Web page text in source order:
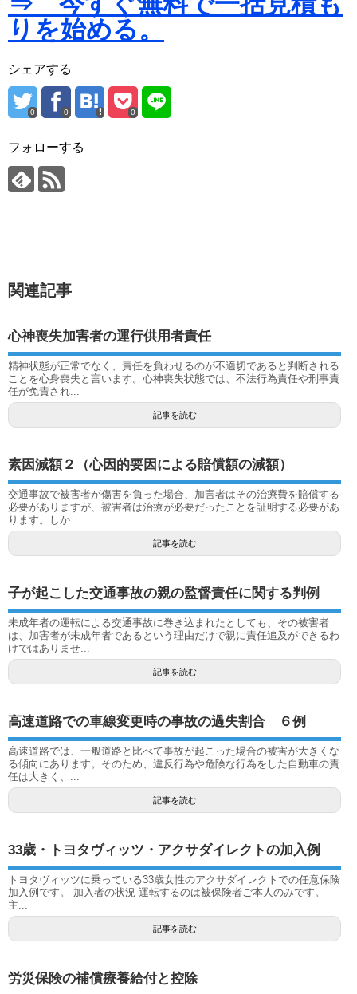
りを始める。
シェアする
0 0 0
フォローする
関連記事
心神喪失加害者の運行供用者責任
精神状態が正常でなく、責任を負わせるのが不適切であると判断される
ことを心身喪失と言います。心神喪失状態では、不法行為責任や刑事責
任が免責され...
記事を読む
素因減額２（心因的要因による賠償額の減額）
交通事故で被害者が傷害を負った場合、加害者はその治療費を賠償する
必要がありますが、被害者は治療が必要だったことを証明する必要があ
ります。しか...
記事を読む
子が起こした交通事故の親の監督責任に関する判例
未成年者の運転による交通事故に巻き込まれたとしても、その被害者
は、加害者が未成年者であるという理由だけで親に責任追及ができるわ
けではありませ...
記事を読む
高速道路での車線変更時の事故の過失割合 ６例
高速道路では、一般道路と比べて事故が起こった場合の被害が大きくな
る傾向にあります。そのため、違反行為や危険な行為をした自動車の責
任は大きく、...
記事を読む
33歳・トヨタヴィッツ・アクサダイレクトの加入例
トヨタヴィッツに乗っている33歳女性のアクサダイレクトでの任意保険
加入例です。 加入者の状況 運転するのは被保険者ご本人のみです。
主...
記事を読む
労災保険の補償療養給付と控除